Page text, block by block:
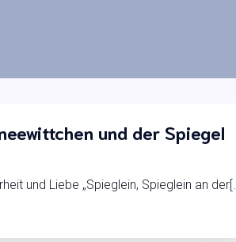
und der Spiegel
und Liebe „Spieglein, Spieglein an